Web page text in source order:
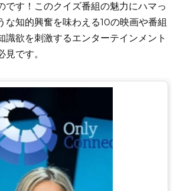
です！このクイズ番組の魅力にハマっ
な知的興奮を味わえる10の映画や番組
識欲を刺激するエンターテインメント
見です。